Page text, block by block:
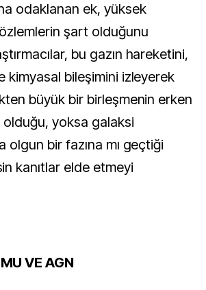
odaklanan ek, yüksek
şart olduğunu
bu gazın hareketini,
kimyasal bileşimini izleyerek
büyük bir birleşmenin erken
olduğu, yoksa galaksi
olgun bir fazına mı geçtiği
kanıtlar elde etmeyi
VE AGN